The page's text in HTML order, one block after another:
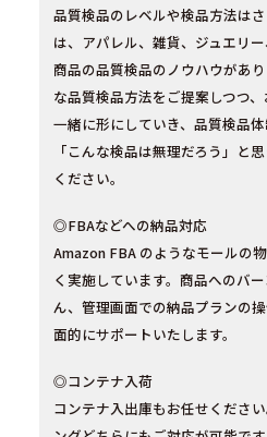
品質検品のレベルや検品方法は
は、アパレル、雑貨、ジュエリ
商品の品質検品のノウハウがあ
な品質検品方法をご提案しつつ
一緒に形にしていき、品質検品体
「こんな検品は無理だろう」と
ください。
◎FBAなどへの納品対応
Amazon FBA のようなモールの
く実施しています。商品へのバ
ん、管理画面での納品プランの
面的にサポートいたします。
◎コンテナ入荷
コンテナ入出庫もお任せくださ